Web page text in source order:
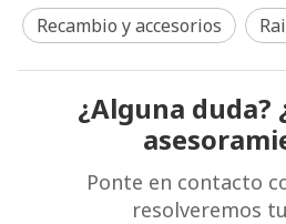
Recambio y accesorios
¿Alguna duda?
Ponte en contacto
resolveremos